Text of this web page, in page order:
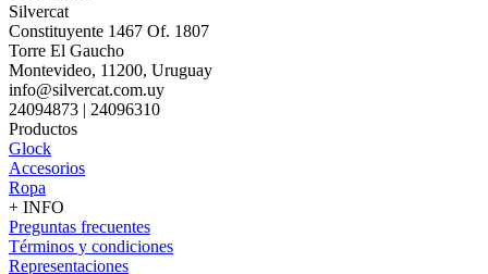
Silvercat
Constituyente 1467 Of. 1807
Torre El Gaucho
Montevideo, 11200, Uruguay
info@silvercat.com.uy
24094873 | 24096310
Productos
Glock
Accesorios
Ropa
+ INFO
Preguntas frecuentes
Términos y condiciones
Representaciones